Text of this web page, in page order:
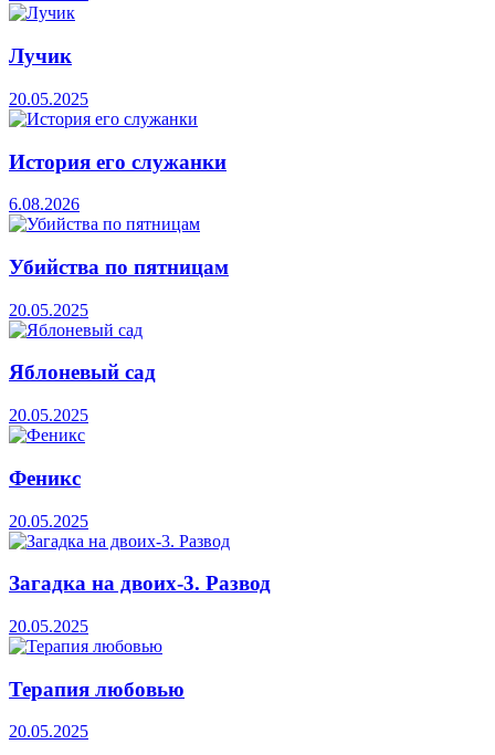
Лучик
20.05.2025
История его служанки
6.08.2026
Убийства по пятницам
20.05.2025
Яблоневый сад
20.05.2025
Феникс
20.05.2025
Загадка на двоих-3. Развод
20.05.2025
Терапия любовью
20.05.2025